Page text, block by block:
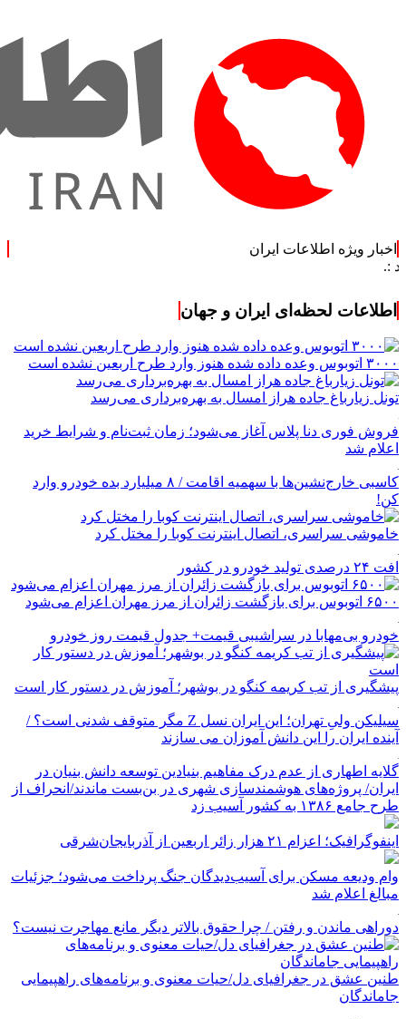
اخبار ویژه اطلاعات ایران
اطلاعات لحظه‌ای ایران و جهان
۳۰۰۰ اتوبوس وعده داده شده هنوز وارد طرح اربعین نشده است
تونل زیارباغ جاده هراز امسال به بهره‌برداری می‌رسد
فروش فوری دنا پلاس آغاز می‌شود؛ زمان ثبت‌نام و شرایط خرید
اعلام شد
کاسبی خارج‌نشین‌ها با سهمیه اقامت / ۸ میلیارد بده خودرو وارد
کن!
خاموشی سراسری، اتصال اینترنت کوبا را مختل کرد
افت ۲۴ درصدی تولید خودرو در کشور
۶۵۰۰ اتوبوس برای بازگشت زائران از مرز مهران اعزام می‌شود
خودرو بی‌مهابا در سراشیبی قیمت+ جدول قیمت روز خودرو
پیشگیری از تب کریمه کنگو در بوشهر؛ آموزش در دستور کار است
سیلیکن ولیِ تهران؛ این ایران نسل Z مگر متوقف شدنی است؟ /
آینده ایران را این دانش آموزان می سازند
گلایه اطهاری از عدم درک مفاهیم بنیادین توسعه دانش بنیان در
ایران/ پروژه‌های هوشمندسازی شهری در بن‌بست ماندند/انحراف از
طرح جامع ۱۳۸۶ به کشور آسیب زد
اینفوگرافیک؛ اعزام ۲۱ هزار زائر اربعین از آذربایجان‌شرقی
وام ودیعه مسکن برای آسیب‌دیدگان جنگ پرداخت می‌شود؛ جزئیات
مبالغ اعلام شد
دوراهی ماندن و رفتن / چرا حقوق بالاتر دیگر مانع مهاجرت نیست؟
طنین عشق در جغرافیای دل/حیات معنوی و برنامه‌های راهپیمایی
جاماندگان